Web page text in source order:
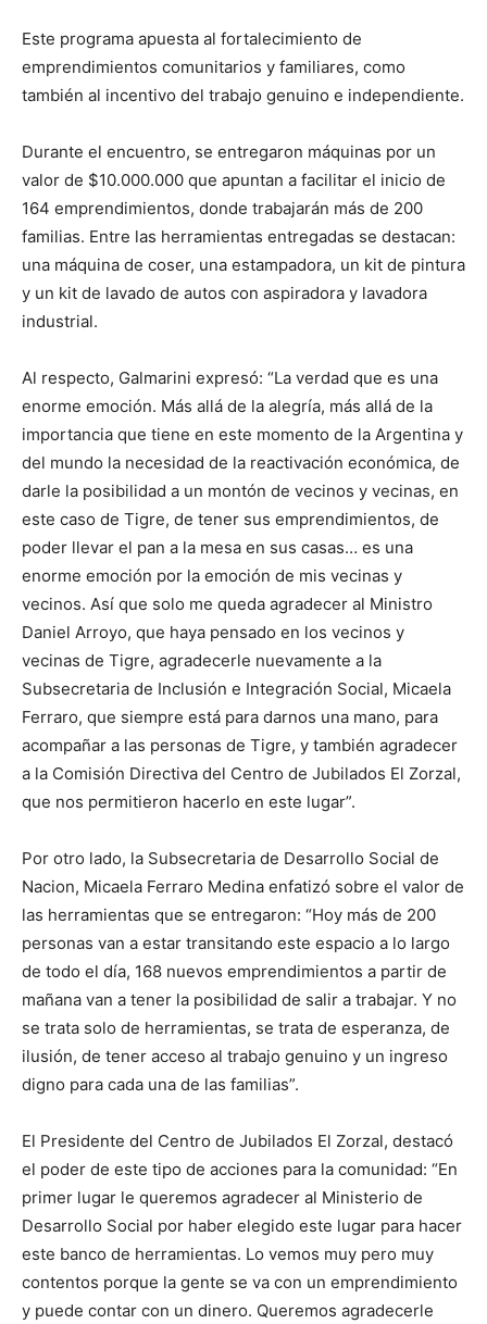
Este programa apuesta al fortalecimiento de
emprendimientos comunitarios y familiares, como
también al incentivo del trabajo genuino e independiente.
Durante el encuentro, se entregaron máquinas por un
valor de $10.000.000 que apuntan a facilitar el inicio de
164 emprendimientos, donde trabajarán más de 200
familias. Entre las herramientas entregadas se destacan:
una máquina de coser, una estampadora, un kit de pintura
y un kit de lavado de autos con aspiradora y lavadora
industrial.
Al respecto, Galmarini expresó: “La verdad que es una
enorme emoción. Más allá de la alegría, más allá de la
importancia que tiene en este momento de la Argentina y
del mundo la necesidad de la reactivación económica, de
darle la posibilidad a un montón de vecinos y vecinas, en
este caso de Tigre, de tener sus emprendimientos, de
poder llevar el pan a la mesa en sus casas… es una
enorme emoción por la emoción de mis vecinas y
vecinos. Así que solo me queda agradecer al Ministro
Daniel Arroyo, que haya pensado en los vecinos y
vecinas de Tigre, agradecerle nuevamente a la
Subsecretaria de Inclusión e Integración Social, Micaela
Ferraro, que siempre está para darnos una mano, para
acompañar a las personas de Tigre, y también agradecer
a la Comisión Directiva del Centro de Jubilados El Zorzal,
que nos permitieron hacerlo en este lugar”.
Por otro lado, la Subsecretaria de Desarrollo Social de
Nacion, Micaela Ferraro Medina enfatizó sobre el valor de
las herramientas que se entregaron: “Hoy más de 200
personas van a estar transitando este espacio a lo largo
de todo el día, 168 nuevos emprendimientos a partir de
mañana van a tener la posibilidad de salir a trabajar. Y no
se trata solo de herramientas, se trata de esperanza, de
ilusión, de tener acceso al trabajo genuino y un ingreso
digno para cada una de las familias”.
El Presidente del Centro de Jubilados El Zorzal, destacó
el poder de este tipo de acciones para la comunidad: “En
primer lugar le queremos agradecer al Ministerio de
Desarrollo Social por haber elegido este lugar para hacer
este banco de herramientas. Lo vemos muy pero muy
contentos porque la gente se va con un emprendimiento
y puede contar con un dinero. Queremos agradecerle